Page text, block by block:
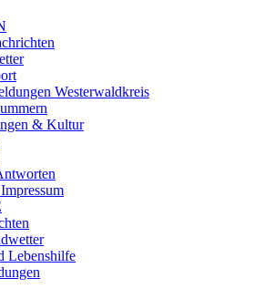
Westerwaldkreis
& Kultur
Lebenshilfe